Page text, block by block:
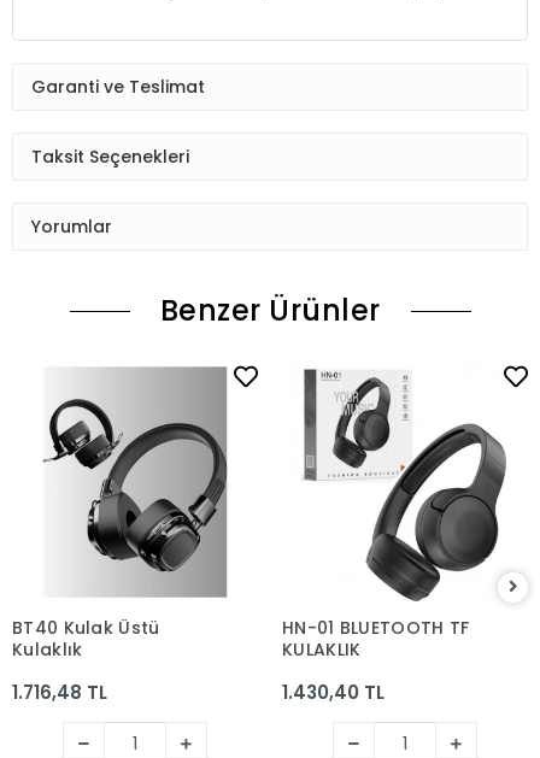
Garanti ve Teslimat
Taksit Seçenekleri
Yorumlar
Benzer Ürünler
BT40 Kulak Üstü
Kulaklık
1.716,48 TL
HN-01 BLUETOOTH TF
KULAKLIK
1.430,40 TL